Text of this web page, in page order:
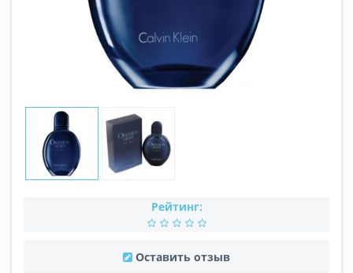
Рейтинг:
Оставить отзыв